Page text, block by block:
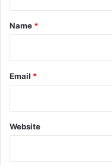
*
Name *
Email *
Website